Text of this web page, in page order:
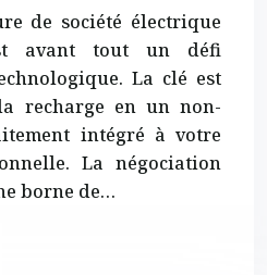
de société électrique
avant tout un défi
La clé est
recharge en un non-
intégré à votre
La négociation
borne de…